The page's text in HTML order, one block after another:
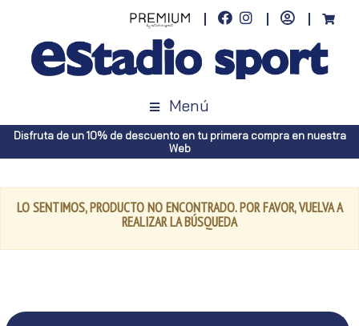
Menú
Disfruta de un 10% de descuento en tu primera compra en nuestra
Web
LO SENTIMOS, PRODUCTO NO ENCONTRADO. POR FAVOR, VUELVA A
REALIZAR LA BÚSQUEDA